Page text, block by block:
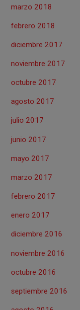
marzo 2018
febrero 2018
diciembre 2017
noviembre 2017
octubre 2017
agosto 2017
julio 2017
junio 2017
mayo 2017
marzo 2017
febrero 2017
enero 2017
diciembre 2016
noviembre 2016
octubre 2016
septiembre 2016